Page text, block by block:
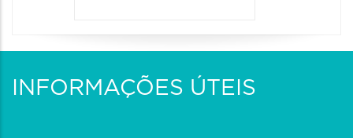
INFORMAÇÕES ÚTEIS